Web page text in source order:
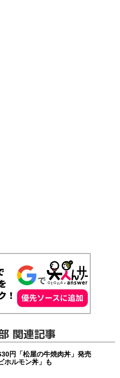
関連記事
円「松屋の牛焼肉丼」発売
ホルモン丼」も